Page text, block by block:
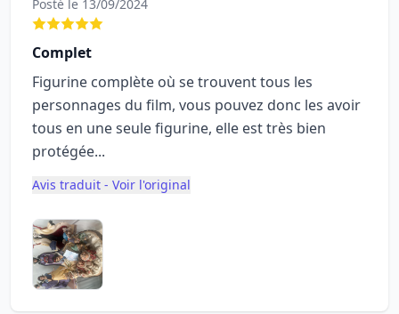
Posté le 13/09/2024
Complet
Figurine complète où se trouvent tous les
personnages du film, vous pouvez donc les avoir
tous en une seule figurine, elle est très bien
protégée...
Avis traduit - Voir l'original